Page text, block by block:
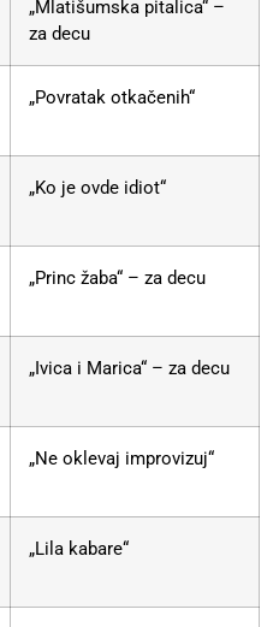
„Mlatišumska pitalica“ –
za decu
„Povratak otkačenih“
„Ko je ovde idiot“
„Princ žaba“ – za decu
„Ivica i Marica“ – za decu
„Ne oklevaj improvizuj“
„Lila kabare“